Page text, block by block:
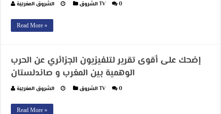
الشروق المغربية الشروق TV 0
Read More »
إضحك على أقوى تقرير لتلفيزيون الجزائري عن الحرب
الوهمية بين المغرب و صاندلستان
الشروق المغربية الشروق TV 0
Read More »